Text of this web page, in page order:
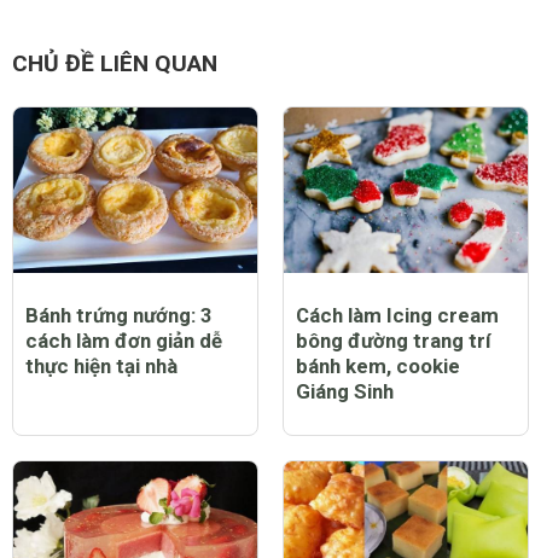
CHỦ ĐỀ LIÊN QUAN
Bánh trứng nướng: 3
cách làm đơn giản dễ
thực hiện tại nhà
Cách làm Icing cream
bông đường trang trí
bánh kem, cookie
Giáng Sinh